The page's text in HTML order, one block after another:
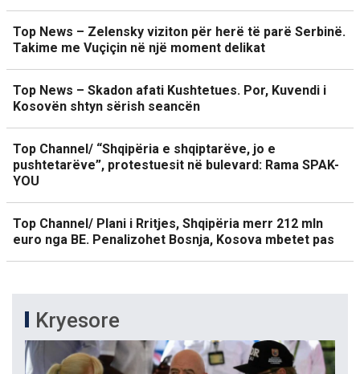
Top News – Zelensky viziton për herë të parë Serbinë.
Takime me Vuçiçin në një moment delikat
Top News – Skadon afati Kushtetues. Por, Kuvendi i
Kosovën shtyn sërish seancën
Top Channel/ “Shqipëria e shqiptarëve, jo e
pushtetarëve”, protestuesit në bulevard: Rama SPAK-
YOU
Top Channel/ Plani i Rritjes, Shqipëria merr 212 mln
euro nga BE. Penalizohet Bosnja, Kosova mbetet pas
Kryesore